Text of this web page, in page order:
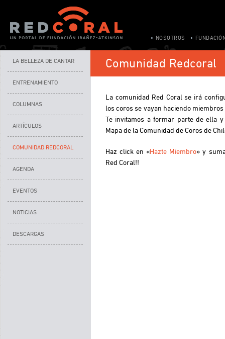
NOSOTROS
LA BELLEZA DE CANTAR
ENTRENAMIENTO
COLUMNAS
ARTÍCULOS
COMUNIDAD REDCORAL
AGENDA
EVENTOS
NOTICIAS
DESCARGAS
Comunidad Redcoral
La comunidad Red Coral se irá
los coros se vayan haciendo
Te invitamos a formar parte de ella
Mapa de la Comunidad de Coros de
Haz click en «Hazte Miembro» y
Red Coral!!